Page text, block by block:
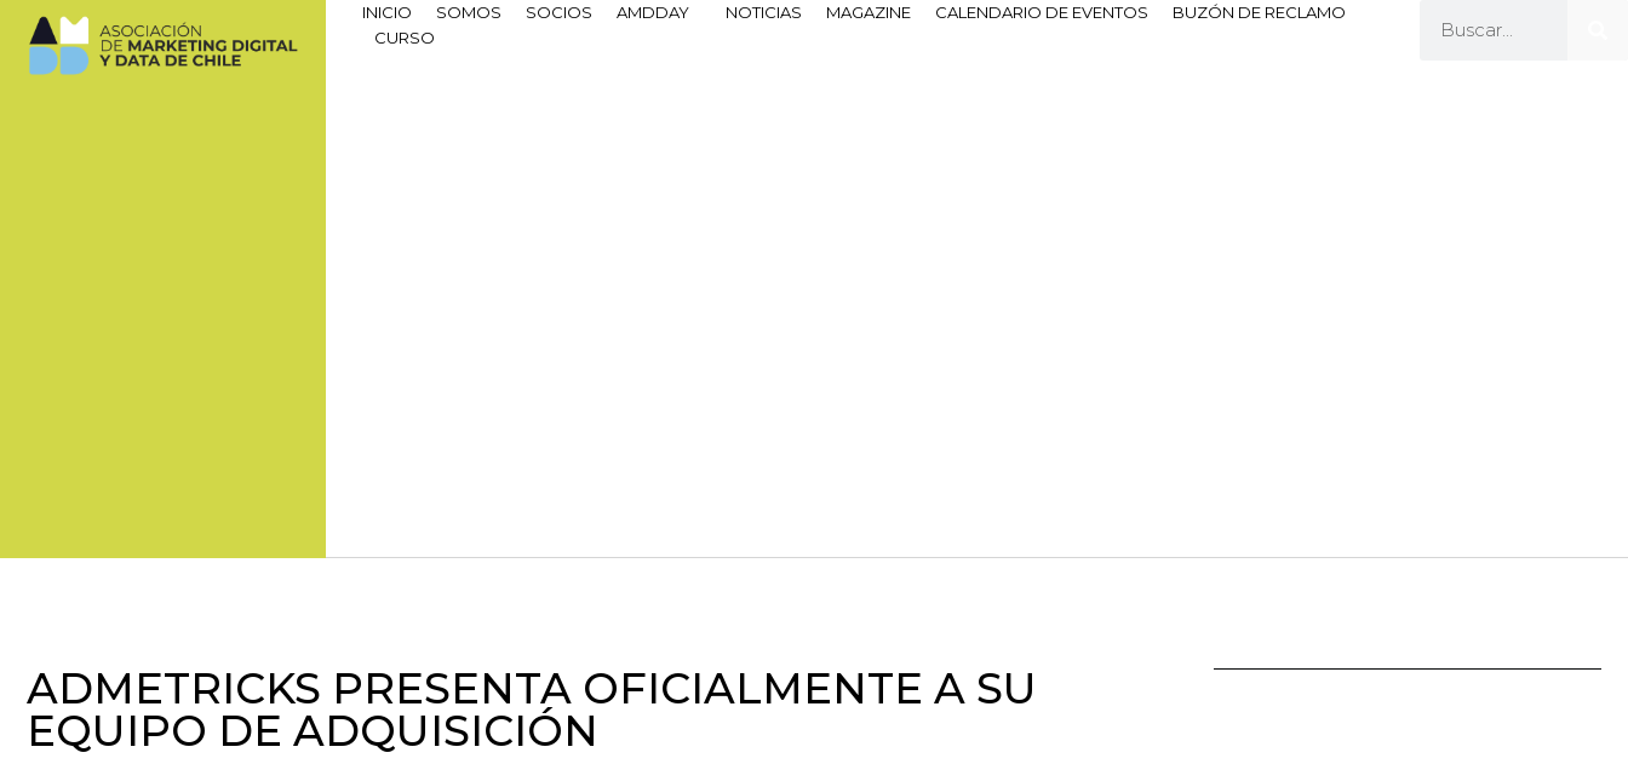
INICIO SOMOS SOCIOS AMDDAY NOTICIAS MAGAZINE CALENDARIO DE EVENTOS
BUZÓN DE RECLAMO
CURSO
ADMETRICKS PRESENTA OFICIALMENTE A SU
EQUIPO DE ADQUISICIÓN